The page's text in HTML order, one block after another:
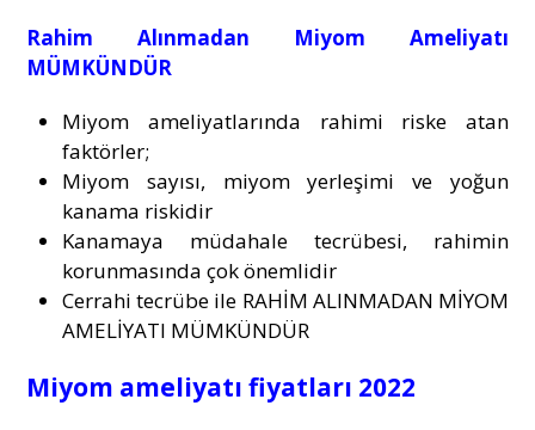
Rahim Alınmadan Miyom Ameliyatı
MÜMKÜNDÜR
Miyom ameliyatlarında rahimi riske atan
faktörler;
Miyom sayısı, miyom yerleşimi ve yoğun
kanama riskidir
Kanamaya müdahale tecrübesi, rahimin
korunmasında çok önemlidir
Cerrahi tecrübe ile RAHİM ALINMADAN MİYOM
AMELİYATI MÜMKÜNDÜR
Miyom ameliyatı fiyatları 2022